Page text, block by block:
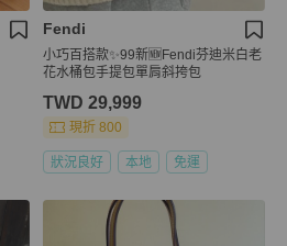
Fendi
小巧百搭款✨99新🆕Fendi芬迪米白老
花水桶包手提包單肩斜挎包
TWD 29,999
現折 800
狀況良好 本地 免運